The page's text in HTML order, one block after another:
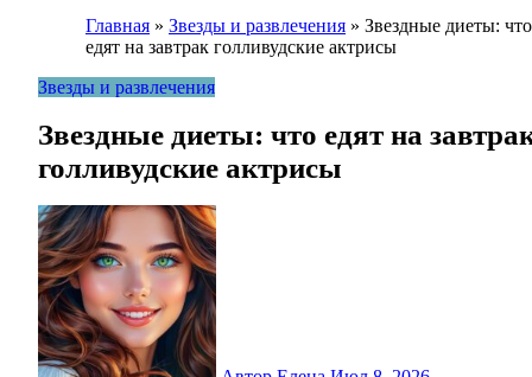
Главная » Звезды и развлечения » Звездные диеты: что
едят на завтрак голливудские актрисы
Звезды и развлечения
Звездные диеты: что едят на
голливудские актрисы